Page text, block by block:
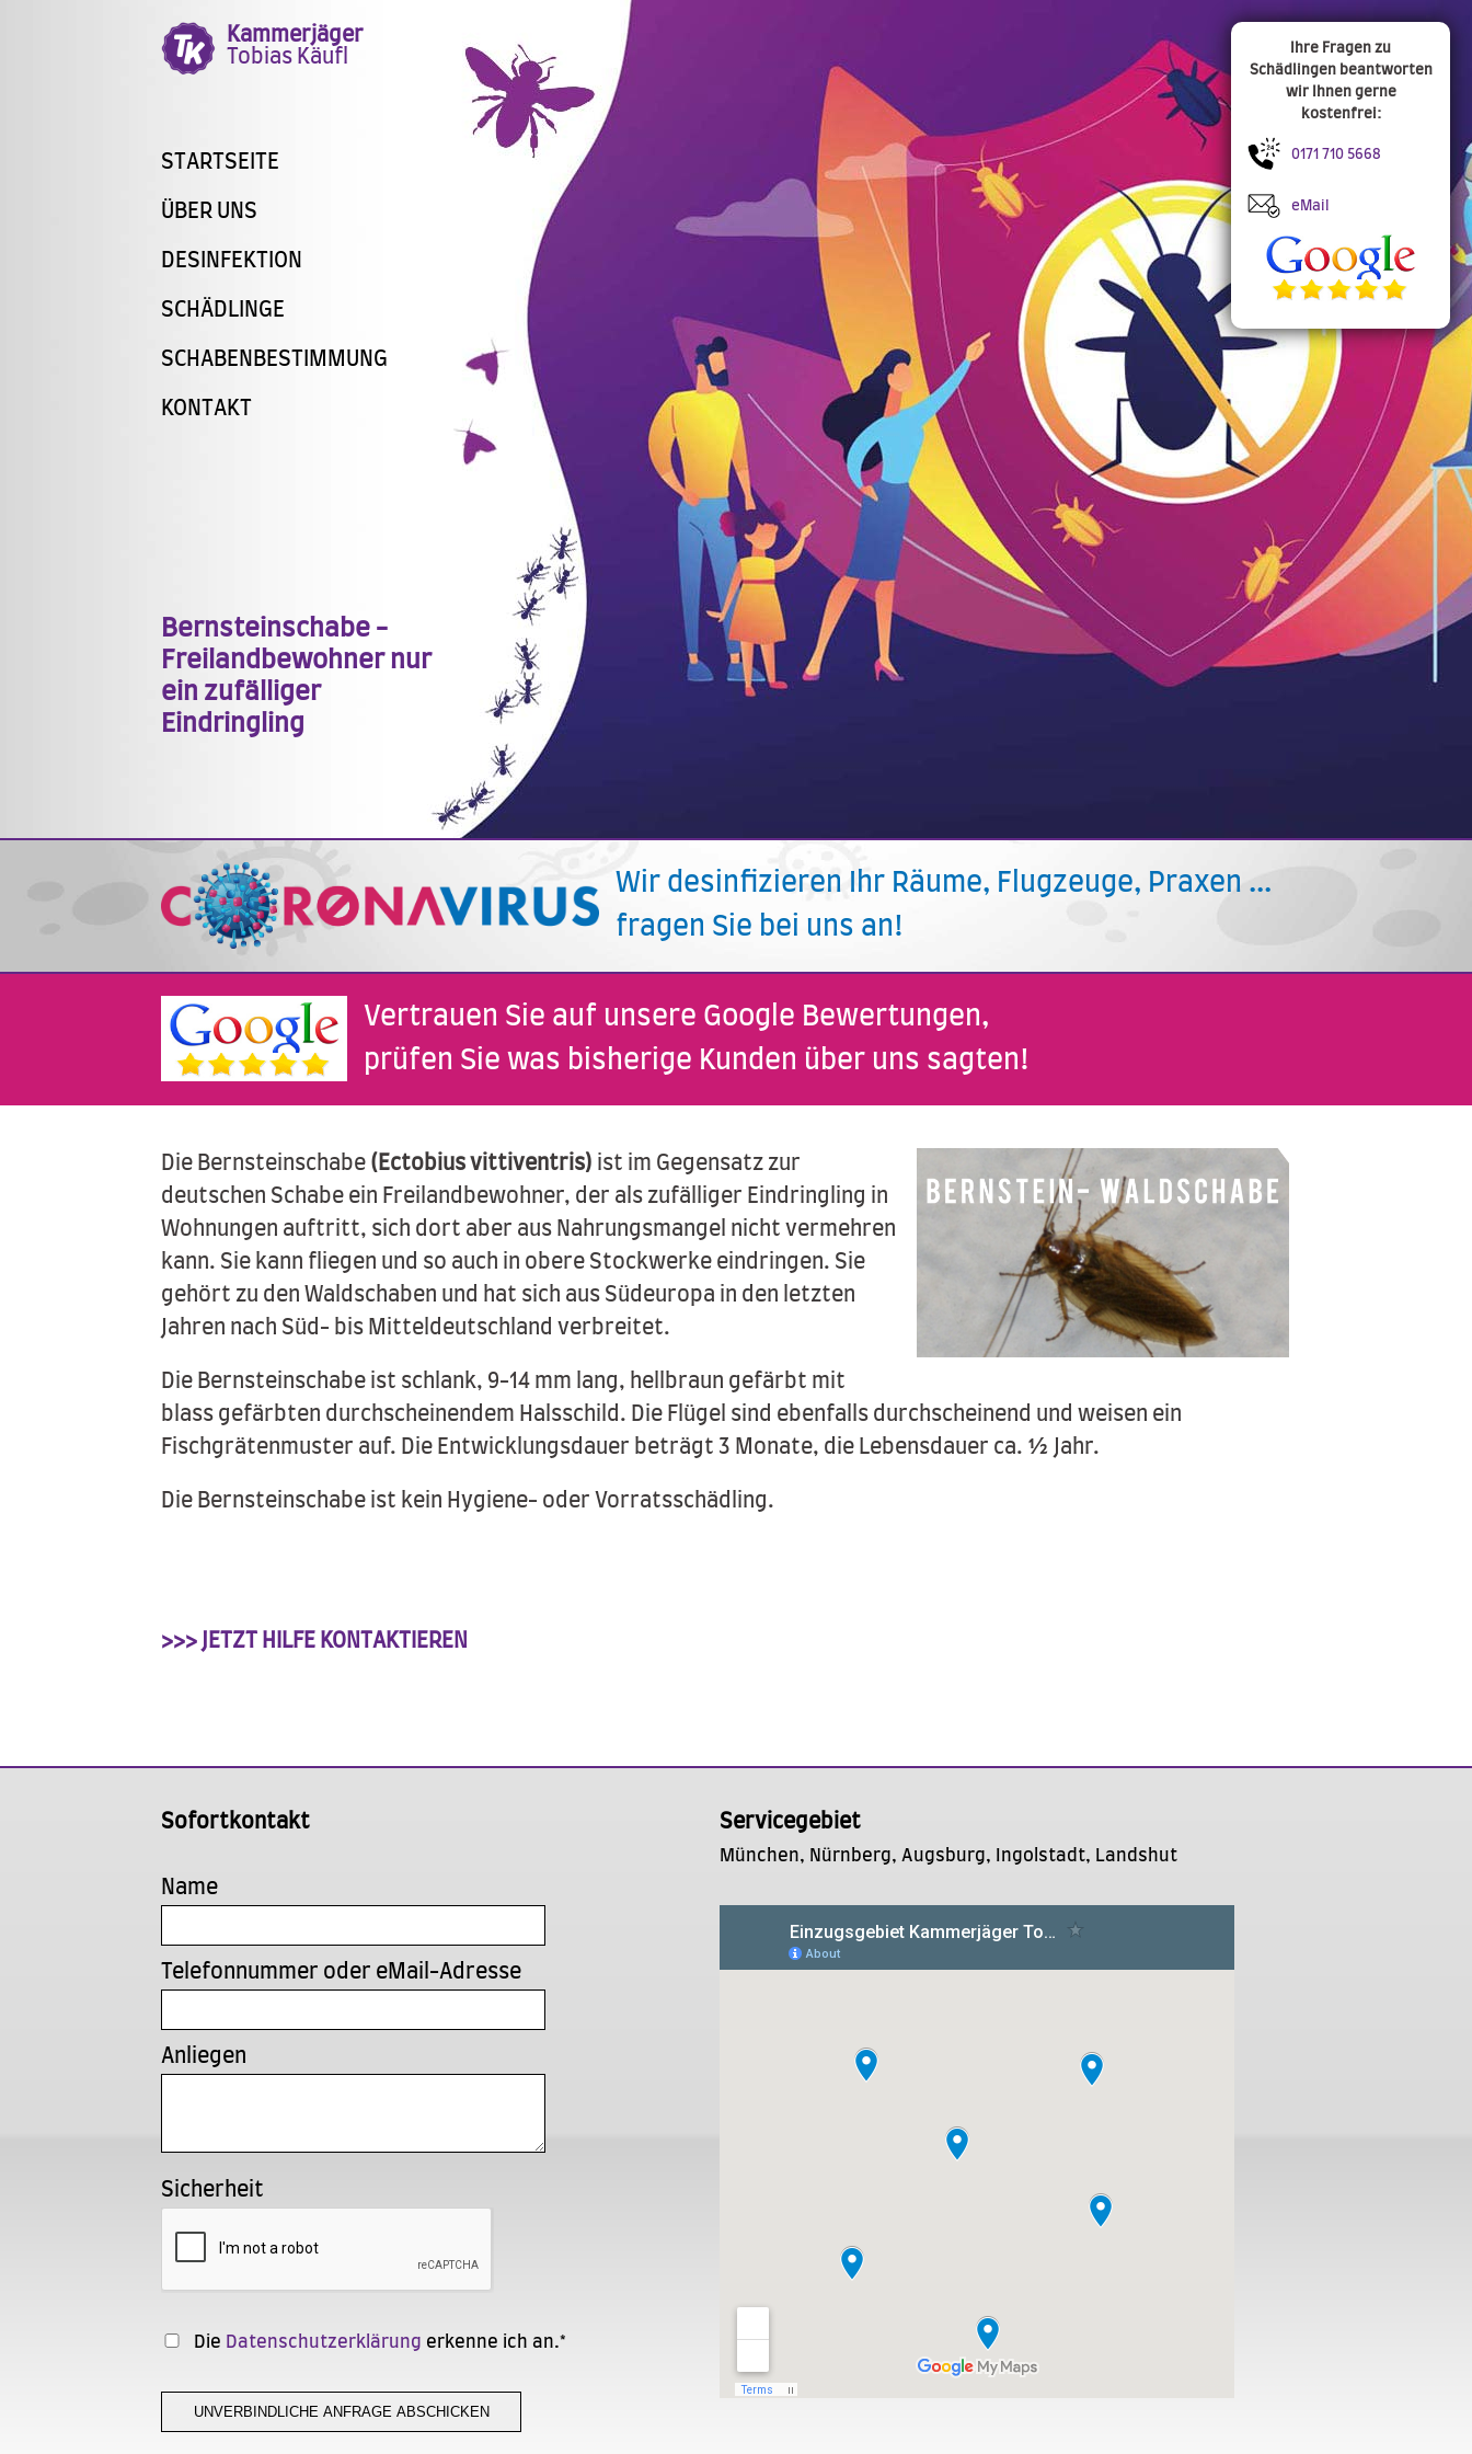
Kammerjäger
Tobias Käufl
Ihre Fragen zu
Schädlingen beantworten
wir Ihnen gerne
kostenfrei:
0171 710 5668
eMail
STARTSEITE
ÜBER UNS
DESINFEKTION
SCHÄDLINGE
SCHABENBESTIMMUNG
KONTAKT
Bernsteinschabe -
Freilandbewohner nur
ein zufälliger
Eindringling
Wir desinfizieren Ihr Räume, Flugzeuge, Praxen ...
fragen Sie bei uns an!
Vertrauen Sie auf unsere Google Bewertungen,
prüfen Sie was bisherige Kunden über uns sagten!
Die Bernsteinschabe (Ectobius vittiventris) ist im Gegensatz zur
deutschen Schabe ein Freilandbewohner, der als zufälliger Eindringling in
Wohnungen auftritt, sich dort aber aus Nahrungsmangel nicht vermehren
kann. Sie kann fliegen und so auch in obere Stockwerke eindringen. Sie
gehört zu den Waldschaben und hat sich aus Südeuropa in den letzten
Jahren nach Süd- bis Mitteldeutschland verbreitet.
Die Bernsteinschabe ist schlank, 9-14 mm lang, hellbraun gefärbt mit
blass gefärbten durchscheinendem Halsschild. Die Flügel sind ebenfalls durchscheinend und weisen ein
Fischgrätenmuster auf. Die Entwicklungsdauer beträgt 3 Monate, die Lebensdauer ca. ½ Jahr.
Die Bernsteinschabe ist kein Hygiene- oder Vorratsschädling.
>>> JETZT HILFE KONTAKTIEREN
Sofortkontakt
Name
Telefonnummer oder eMail-Adresse
Anliegen
Sicherheit
Die Datenschutzerklärung erkenne ich an.*
Servicegebiet
München, Nürnberg, Augsburg, Ingolstadt, Landshut